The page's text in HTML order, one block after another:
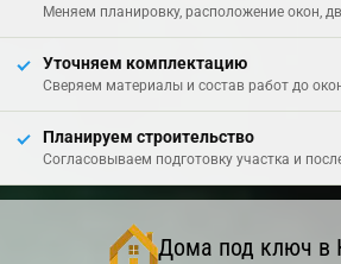
Меняем планировку, расположение окон,
Уточняем комплектацию
Сверяем материалы и состав работ до
Планируем строительство
Согласовываем подготовку участка и
Дома под ключ в